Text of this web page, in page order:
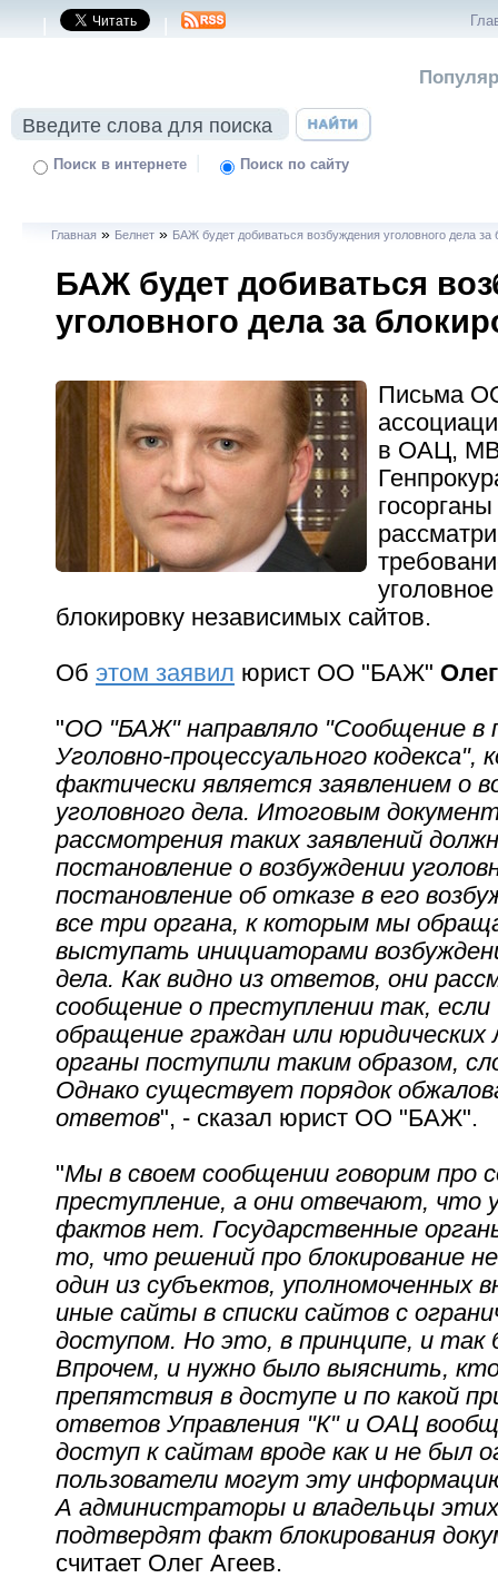
| |
Поиск в интернете | Поиск по сайту
Главная » Белнет » БАЖ будет добиваться возбуждения уголовного дела за
БАЖ будет добиваться
уголовного дела за
Письма
в ОАЦ,
блокировку независимых сайтов.
Об этом заявил юрист ОО "БАЖ"
"ОО "БАЖ" направляло "Сообщение в
Уголовно-процессуального кодекса",
фактически является заявлением о
уголовного дела. Итоговым
рассмотрения таких заявлений
постановление о возбуждении
постановление об отказе в его
все три органа, к которым мы
выступать инициаторами
дела. Как видно из ответов, они
сообщение о преступлении так,
обращение граждан или юридических
органы поступили таким образом,
Однако существует порядок
ответов", - сказал юрист ОО "БАЖ".
"Мы в своем сообщении говорим про
преступление, а они отвечают, что
фактов нет. Государственные
то, что решений про блокирование
один из субъектов, уполномоченных
иные сайты в списки сайтов с
доступом. Но это, в принципе, и так
Впрочем, и нужно было выяснить,
препятствия в доступе и по какой
ответов Управления "К" и ОАЦ
доступ к сайтам вроде как и не был
пользователи могут эту
А администраторы и владельцы
подтвердят факт блокирования
считает Олег Агеев.